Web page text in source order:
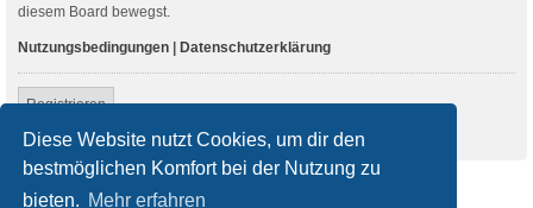
Diese Website nutzt Cookies, um dir den
bestmöglichen Komfort bei der Nutzung zu
bieten. Mehr erfahren
diesem Board bewegst.
Nutzungsbedingungen | Datenschutzerklärung
Registrieren
Startseite Foren-Übersicht